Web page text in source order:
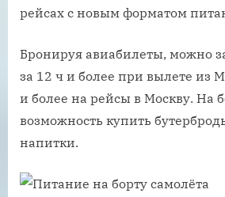
рейсах с новым форматом
Бронируя авиабилеты, можно
за 12 ч и более при вылете из
и более на рейсы в Москву. На
возможность купить
напитки.